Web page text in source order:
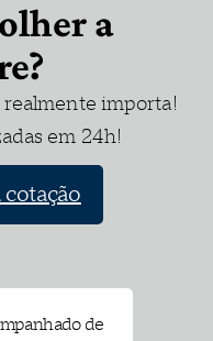
à medida
veículo, seja
ele qual for!
Saiba
a
importa!
em 24h!
cotação
de